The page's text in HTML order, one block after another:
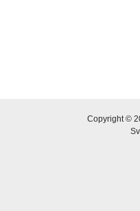
Copyright ©